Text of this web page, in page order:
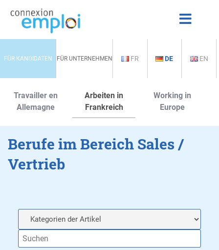
FÜR KANDIDATEN FÜR UNTERNEHMEN FR DE EN
Travailler en
Allemagne
Arbeiten in
Frankreich
Working in
Europe
Berufe im Bereich Sales /
Vertrieb